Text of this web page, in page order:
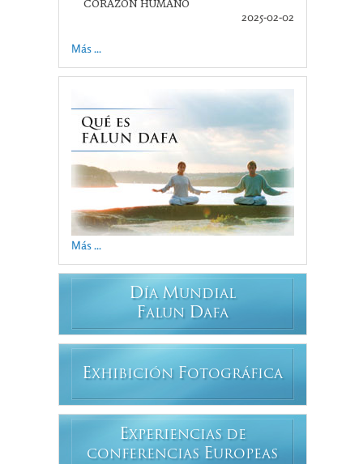
CORAZÓN HUMANO
2025-02-02
Más ...
Más ...
DÍA MUNDIAL
FALUN DAFA
EXHIBICIÓN FOTOGRÁFICA
EXPERIENCIAS DE
CONFERENCIAS EUROPEAS